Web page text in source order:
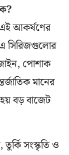
এই আকর্ষণের
সিরিজগুলোর
পোশাক
মানের
বড় বাজেট
তুর্কি সংস্কৃতি ও